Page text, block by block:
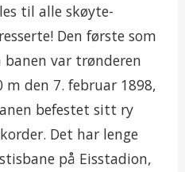
til alle skøyte-
Den første som
var trønderen
den 7. februar 1898,
befestet sitt ry
Det har lenge
på Eisstadion,